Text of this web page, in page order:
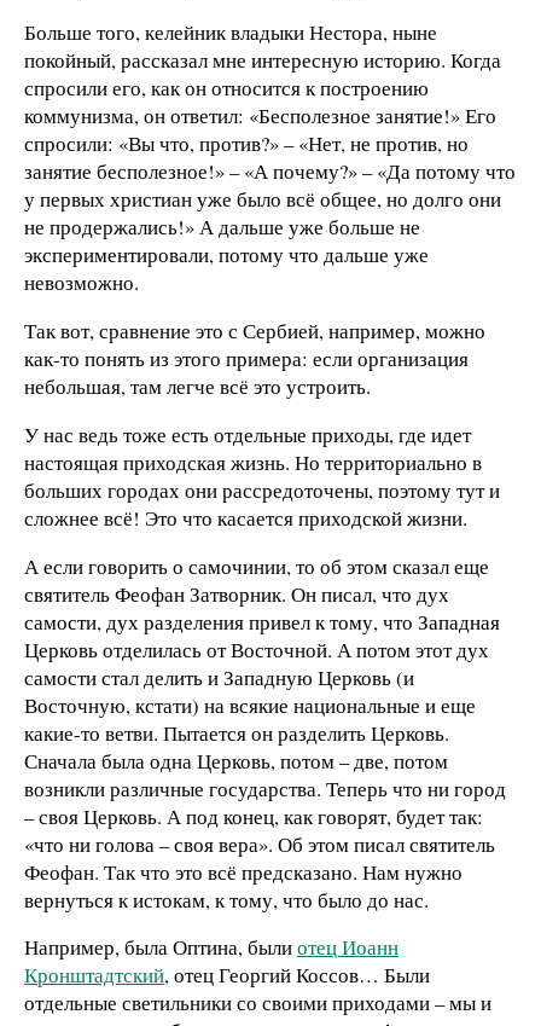
Больше того, келейник владыки Нестора, ныне
покойный, рассказал мне интересную историю. Когда
спросили его, как он относится к построению
коммунизма, он ответил: «Бесполезное занятие!» Его
спросили: «Вы что, против?» – «Нет, не против, но
занятие бесполезное!» – «А почему?» – «Да потому что
у первых христиан уже было всё общее, но долго они
не продержались!» А дальше уже больше не
экспериментировали, потому что дальше уже
невозможно.
Так вот, сравнение это с Сербией, например, можно
как-то понять из этого примера: если организация
небольшая, там легче всё это устроить.
У нас ведь тоже есть отдельные приходы, где идет
настоящая приходская жизнь. Но территориально в
больших городах они рассредоточены, поэтому тут и
сложнее всё! Это что касается приходской жизни.
А если говорить о самочинии, то об этом сказал еще
святитель Феофан Затворник. Он писал, что дух
самости, дух разделения привел к тому, что Западная
Церковь отделилась от Восточной. А потом этот дух
самости стал делить и Западную Церковь (и
Восточную, кстати) на всякие национальные и еще
какие-то ветви. Пытается он разделить Церковь.
Сначала была одна Церковь, потом – две, потом
возникли различные государства. Теперь что ни город
– своя Церковь. А под конец, как говорят, будет так:
«что ни голова – своя вера». Об этом писал святитель
Феофан. Так что это всё предсказано. Нам нужно
вернуться к истокам, к тому, что было до нас.
Например, была Оптина, былиотец Иоанн
Кронштадтский, отец Георгий Коссов… Были
отдельные светильники со своими приходами – мы и